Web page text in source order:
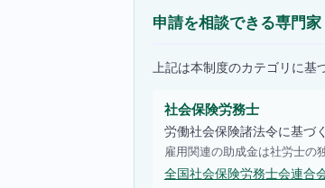
申請を相談できる専門家
上記は本制度のカテゴリに
社会保険労務士
労働社会保険諸法令に基づ
雇用関連の助成金は社労士の
全国社会保険労務士会連合